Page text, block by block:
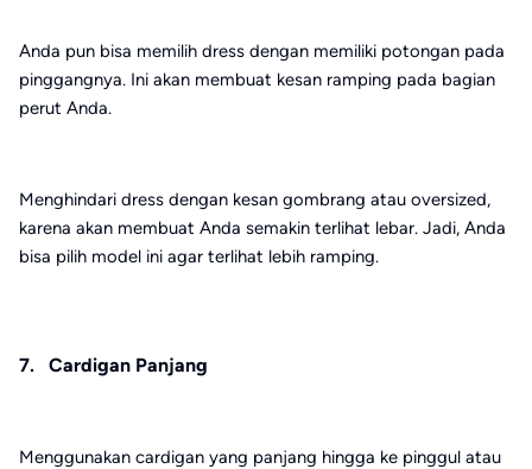
Anda pun bisa memilih dress dengan memiliki potongan pada
pinggangnya. Ini akan membuat kesan ramping pada bagian
perut Anda.
Menghindari dress dengan kesan gombrang atau oversized,
karena akan membuat Anda semakin terlihat lebar. Jadi, Anda
bisa pilih model ini agar terlihat lebih ramping.
7. Cardigan Panjang
Menggunakan cardigan yang panjang hingga ke pinggul atau